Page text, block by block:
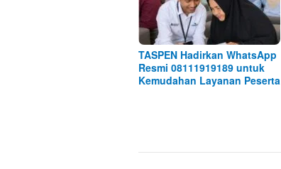
TASPEN Hadirkan WhatsApp
Resmi 08111919189 untuk
Kemudahan Layanan Peserta